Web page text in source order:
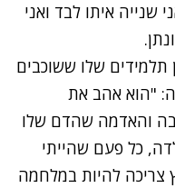
שנייה איתו לבד ואני
תלמידים שלו ששוכבים
"הוא אהב את
והאדמה שהדם שלו
כל פעם שהייתי
צריכה להיות במלחמה